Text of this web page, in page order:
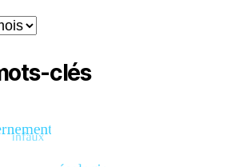
clés